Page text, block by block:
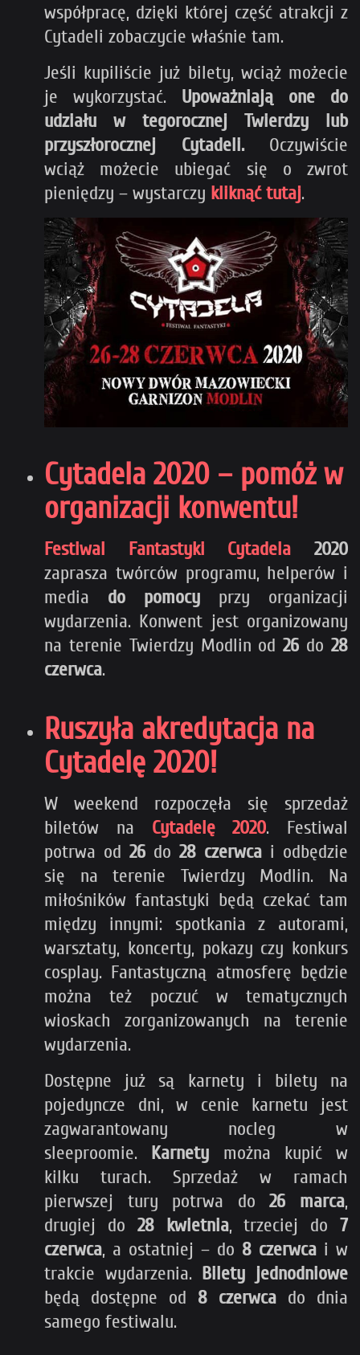
współpracę, dzięki której część atrakcji z
Cytadeli zobaczycie właśnie tam.
Jeśli kupiliście już bilety, wciąż możecie
je wykorzystać. Upoważniają one do
udziału w tegorocznej Twierdzy lub
przyszłorocznej Cytadeli.Oczywiście
wciąż możecie ubiegać się o zwrot
pieniędzy – wystarczy kliknąć tutaj.
Cytadela 2020 – pomóż w
organizacji konwentu!
Festiwal Fantastyki Cytadela
2020
zaprasza twórców programu, helperów i
media do pomocy przy organizacji
wydarzenia. Konwent jest organizowany
na terenie Twierdzy Modlin od26 do28
czerwca.
Ruszyła akredytacja na
Cytadelę 2020!
W weekend rozpoczęła się sprzedaż
biletów na Cytadelę 2020. Festiwal
potrwa od 26 do 28 czerwca i odbędzie
się na terenie Twierdzy Modlin. Na
miłośników fantastyki będą czekać tam
między innymi: spotkania z autorami,
warsztaty, koncerty, pokazy czy konkurs
cosplay. Fantastyczną atmosferę będzie
można też poczuć w tematycznych
wioskach zorganizowanych na terenie
wydarzenia.
Dostępne już są karnety i bilety na
pojedyncze dni, w cenie karnetu jest
zagwarantowany nocleg w
sleeproomie. Karnety można kupić w
kilku turach. Sprzedaż w ramach
pierwszej tury potrwa do26 marca,
drugiej do 28 kwietnia, trzeciej do7
czerwca, a ostatniej – do 8 czerwca i w
trakcie wydarzenia. Bilety jednodniowe
będą dostępne od 8 czerwca do dnia
samego festiwalu.